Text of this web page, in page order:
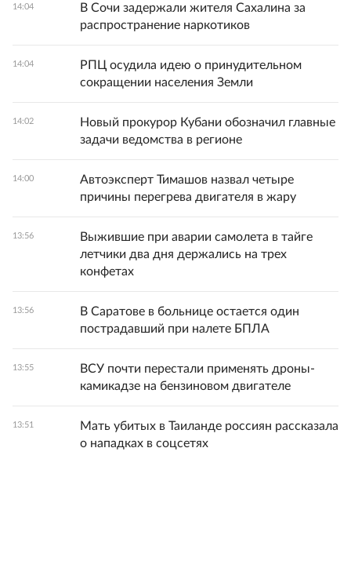
14:04
В Сочи задержали жителя Сахалина за
распространение наркотиков
14:04
РПЦ осудила идею о принудительном
сокращении населения Земли
14:02
Новый прокурор Кубани обозначил главные
задачи ведомства в регионе
14:00
Автоэксперт Тимашов назвал четыре
причины перегрева двигателя в жару
13:56
Выжившие при аварии самолета в тайге
летчики два дня держались на трех
конфетах
13:56
В Саратове в больнице остается один
пострадавший при налете БПЛА
13:55
ВСУ почти перестали применять дроны-
камикадзе на бензиновом двигателе
13:51
Мать убитых в Таиланде россиян рассказала
о нападках в соцсетях